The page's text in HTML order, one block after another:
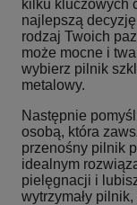
kilku kluczowych
najlepszą
rodzaj Twoich
może mocne i
wybierz pilnik
metalowy.
Następnie
osobą, która
przenośny pilnik
idealnym
pielęgnacji i
wytrzymały